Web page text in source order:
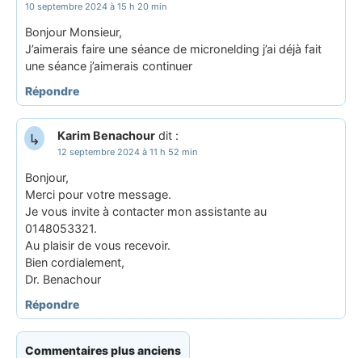
10 septembre 2024 à 15 h 20 min
Bonjour Monsieur,
J’aimerais faire une séance de micronelding j’ai déjà fait
une séance j’aimerais continuer
Répondre
Karim Benachour dit :
12 septembre 2024 à 11 h 52 min
Bonjour,
Merci pour votre message.
Je vous invite à contacter mon assistante au
0148053321.
Au plaisir de vous recevoir.
Bien cordialement,
Dr. Benachour
Répondre
Commentaires plus anciens